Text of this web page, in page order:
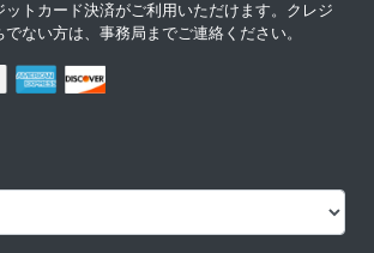
ットカード決済がご利用いただけます。クレジ
ない方は、事務局までご連絡ください。